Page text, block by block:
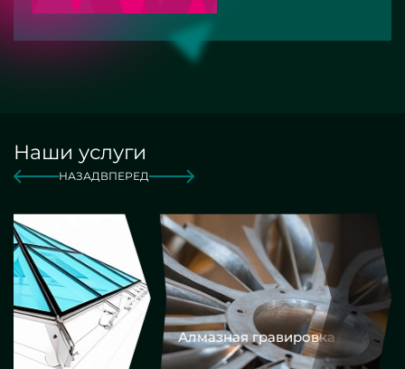
Наши услуги
НАЗАДВПЕРЕД
Алмазная гравировка